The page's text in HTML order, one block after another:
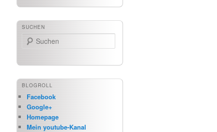
SUCHEN
Suchen
BLOGROLL
Facebook
Google+
Homepage
Mein youtube-Kanal